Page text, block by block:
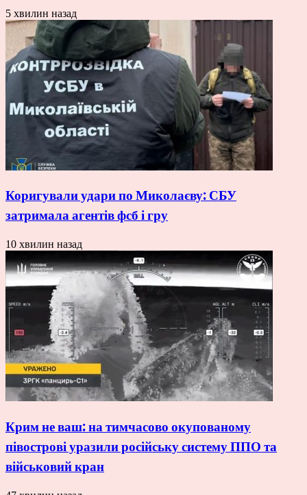
5 хвилин назад
Коригували удари по Миколаєву: СБУ
затримала агентів фсб і гру
10 хвилин назад
Крим не ваш: на тимчасово окупованому
півострові уразили російську систему ППО та
військовий кран